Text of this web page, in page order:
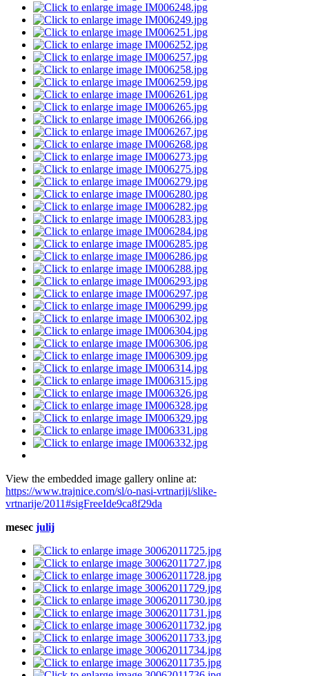
View the embedded image gallery online at:
https://www.trajnice.com/sl/o-nasi-vrtnariji/slike-
vrtnarije/2011#sigFreeIde9ca8f29da
mesec julij